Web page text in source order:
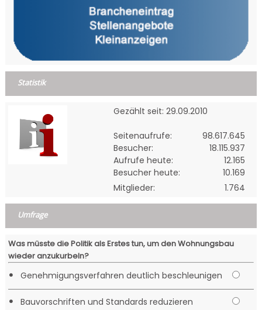
Statistik
Gezählt seit: 29.09.2010
Seitenaufrufe:
98.617.645
Besucher:
18.115.937
Aufrufe heute:
12.165
Besucher heute:
10.169
Mitglieder:
1.764
Umfrage
Was müsste die Politik als Erstes tun, um den Wohnungsbau
wieder anzukurbeln?
• Genehmigungsverfahren deutlich beschleunigen
• Bauvorschriften und Standards reduzieren